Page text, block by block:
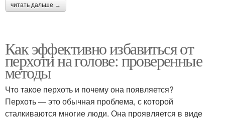
читать дальше →
Как эффективно избавиться от
перхоти на голове: проверенные
методы
Что такое перхоть и почему она появляется?
Перхоть — это обычная проблема, с которой
сталкиваются многие люди. Она проявляется в виде